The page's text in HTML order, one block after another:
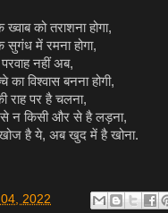
को तराशना होगा,
सुगंध में रमना होगा,
नहीं अब,
का विश्वास बनना होगी,
राह पर है चलना,
न किसी और से है लड़ना,
है ये, अब खुद में है खोना.
2022